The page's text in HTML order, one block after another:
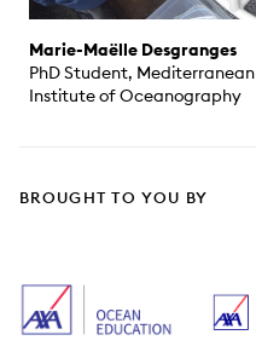
Marie-Maëlle Desgranges
PhD Student, Mediterranean
Institute of Oceanography
BROUGHT TO YOU BY